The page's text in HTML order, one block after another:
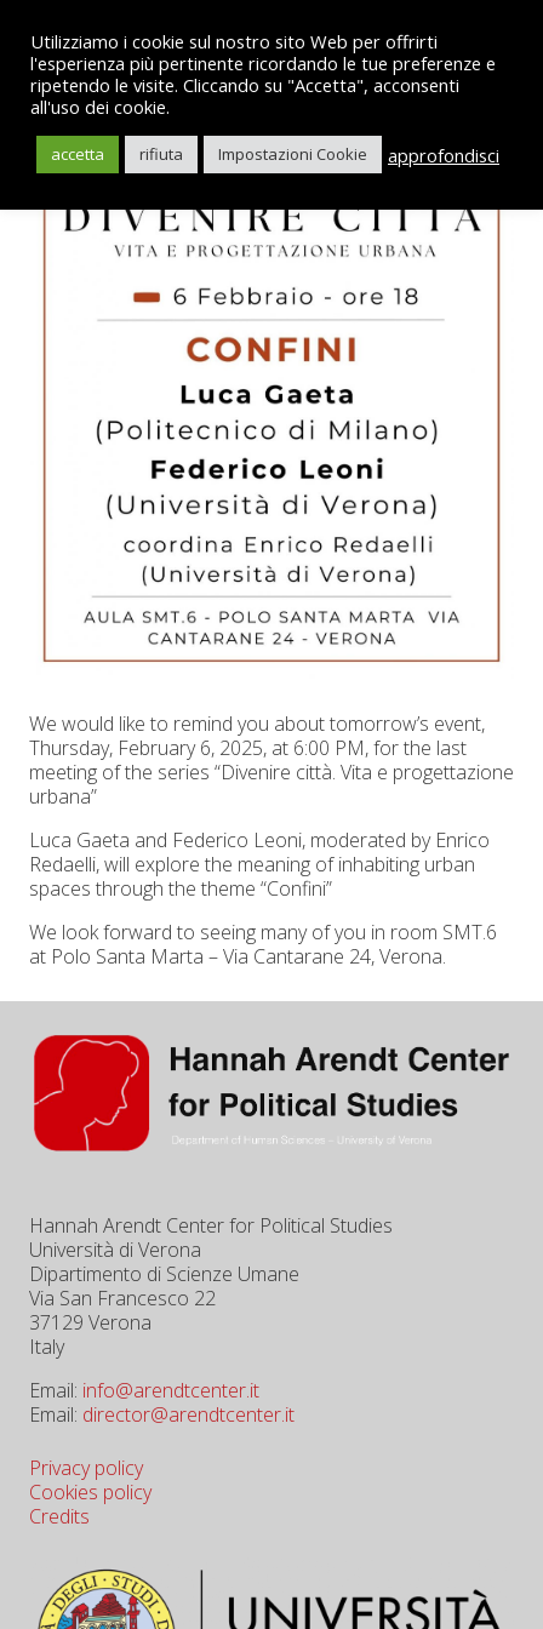
We would like to remind you about tomorrow’s event,
Thursday, February 6, 2025, at 6:00 PM, for the last
meeting of the series “Divenire città. Vita e progettazione
urbana”
Luca Gaeta and Federico Leoni, moderated by Enrico
Redaelli, will explore the meaning of inhabiting urban
spaces through the theme “Confini”
We look forward to seeing many of you in room SMT.6
at Polo Santa Marta – Via Cantarane 24, Verona.
Hannah Arendt Center for Political Studies
Università di Verona
Dipartimento di Scienze Umane
Via San Francesco 22
37129 Verona
Italy
Email: info@arendtcenter.it
Email: director@arendtcenter.it
Privacy policy
Cookies policy
Credits
Utilizziamo i cookie sul nostro sito Web per offrirti
l'esperienza più pertinente ricordando le tue preferenze e
ripetendo le visite. Cliccando su "Accetta", acconsenti
all'uso dei cookie.
accetta rifiuta Impostazioni Cookie approfondisci